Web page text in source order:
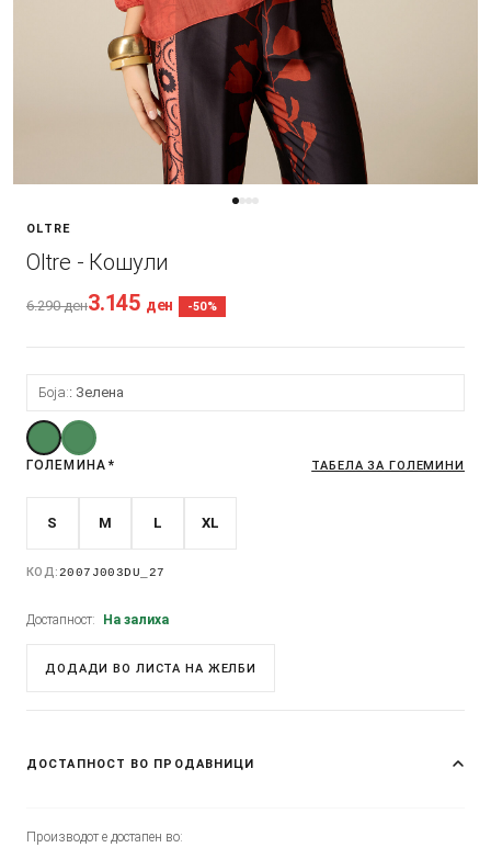
OLTRE
Oltre - Кошули
6.290ден3.145 ден -50%
Боја: Зелена
ГОЛЕМИНА * ТАБЕЛА ЗА ГОЛЕМИНИ
S M L XL
КОД:2007J003DU_27
Достапност: На залиха
ДОДАДИ ВО ЛИСТА НА ЖЕЛБИ
ДОСТАПНОСТ ВО ПРОДАВНИЦИ
Производот е достапен во: